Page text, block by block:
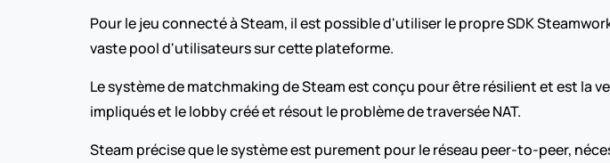
Pour le jeu connecté à Steam, il est possible d'utiliser le propre SDK
vaste pool d'utilisateurs sur cette plateforme.
Le système de matchmaking de Steam est conçu pour être résilient et est la
impliqués et le lobby créé et résout le problème de traversée NAT.
Steam précise que le système est purement pour le réseau peer-to-peer,